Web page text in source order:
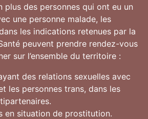
plus des personnes qui ont eu un
une personne malade, les
les indications retenues par la
peuvent prendre rendez-vous
sur l’ensemble du territoire :
des relations sexuelles avec
les personnes trans, dans les
en situation de prostitution.